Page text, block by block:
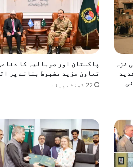
کی غزہ
پاکستان اور صومالیہ کا
تعاون مزید مضبوط بنانے پر
22 گھنٹے پہلے